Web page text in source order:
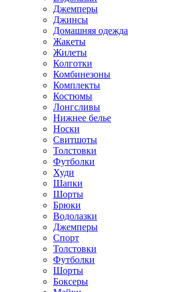
Джемперы
Джинсы
Домашняя одежда
Жакеты
Жилеты
Колготки
Комбинезоны
Комплекты
Костюмы
Лонгсливы
Нижнее белье
Носки
Свитшоты
Толстовки
Футболки
Худи
Шапки
Шорты
Брюки
Водолазки
Джемперы
Спорт
Толстовки
Футболки
Шорты
Боксеры